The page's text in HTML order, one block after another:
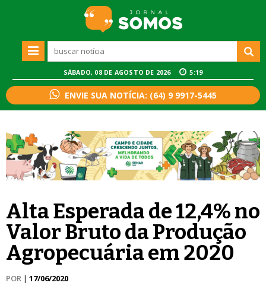
SÁBADO, 08 DE AGOSTO DE 2026 5:19
ENVIE SUA NOTÍCIA: (64) 9 9917-5445
Alta Esperada de 12,4% no
Valor Bruto da Produção
Agropecuária em 2020
POR | 17/06/2020